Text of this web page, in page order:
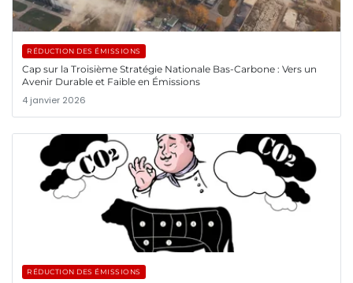
RÉDUCTION DES ÉMISSIONS
Cap sur la Troisième Stratégie Nationale Bas-Carbone : Vers un
Avenir Durable et Faible en Émissions
4 janvier 2026
RÉDUCTION DES ÉMISSIONS